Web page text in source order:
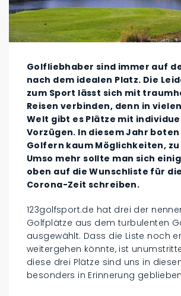
Golfliebhaber sind immer auf
nach dem idealen Platz. Die
zum Sport lässt sich mit
Reisen verbinden, denn in
Welt gibt es Plätze mit
Vorzügen. In diesem Jahr boten
Golfern kaum Möglichkeiten,
Umso mehr sollte man sich
oben auf die Wunschliste für
Corona-Zeit schreiben.
123golfsport.de hat drei der
Golfplätze aus dem turbulenten
ausgewählt. Dass die Liste noch
weitergehen könnte, ist
diese drei Plätze sind uns in
besonders in Erinnerung